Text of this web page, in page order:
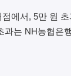
에서, 5만 원
과는 NH농협은